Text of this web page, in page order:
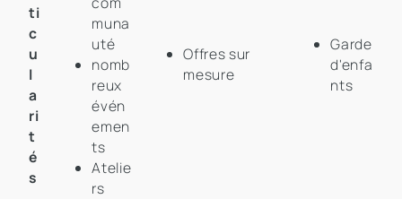
ti
c
u
l
a
ri
t
é
s
muna
uté
nomb
reux
évén
emen
ts
Atelie
rs
Offres sur
mesure
Garde
d'enfa
nts